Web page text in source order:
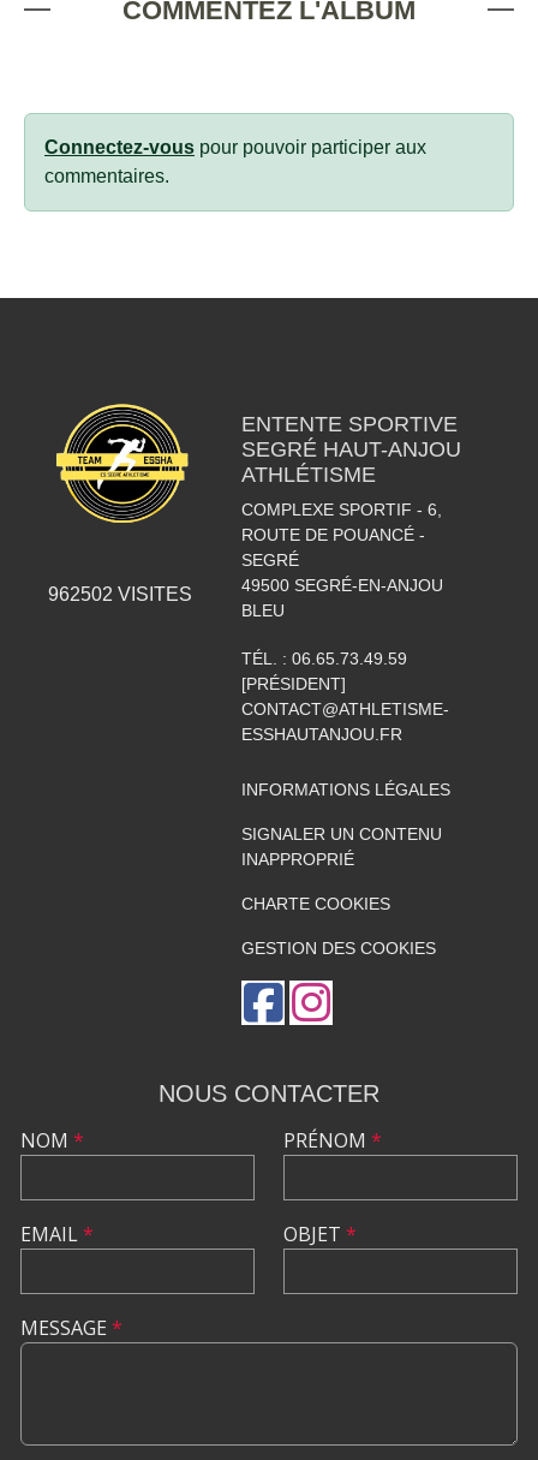
COMMENTEZ L'ALBUM
Connectez-vous pour pouvoir participer aux
commentaires.
962502 VISITES
ENTENTE SPORTIVE
SEGRÉ HAUT-ANJOU
ATHLÉTISME
COMPLEXE SPORTIF - 6,
ROUTE DE POUANCÉ -
SEGRÉ
49500 SEGRÉ-EN-ANJOU
BLEU
TÉL. : 06.65.73.49.59
[PRÉSIDENT]
CONTACT@ATHLETISME-
ESSHAUTANJOU.FR
INFORMATIONS LÉGALES
SIGNALER UN CONTENU
INAPPROPRIÉ
CHARTE COOKIES
GESTION DES COOKIES
NOUS CONTACTER
NOM *
EMAIL*
PRÉNOM *
OBJET *
MESSAGE *